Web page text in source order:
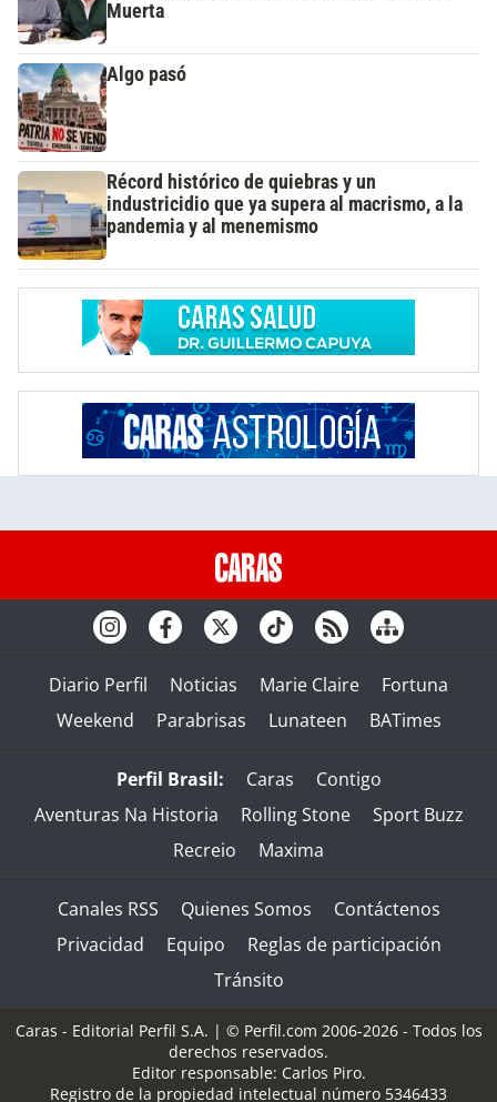
Muerta
Algo pasó
Récord histórico de quiebras y un
industricidio que ya supera al macrismo, a la
pandemia y al menemismo
Diario Perfil Noticias Marie Claire
Fortuna
Weekend
Parabrisas Lunateen BATimes
Perfil Brasil: Caras
Contigo
Aventuras Na Historia
Rolling Stone
Sport Buzz
Recreio
Maxima
Canales RSS Quienes Somos
Contáctenos
Privacidad
Equipo
Reglas de participación
Tránsito
Caras - Editorial Perfil S.A. | © Perfil.com 2006-2026 - Todos los
derechos reservados.
Editor responsable: Carlos Piro.
Registro de la propiedad intelectual número 5346433